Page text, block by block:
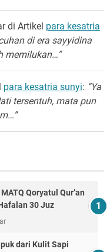
di Artikel para kesatria
di era sayyidina
memilukan…”
para kesatria sunyi: “Ya
tersentuh, mata pun
Qoryatul Qur’an
30 Juz
dari Kulit Sapi